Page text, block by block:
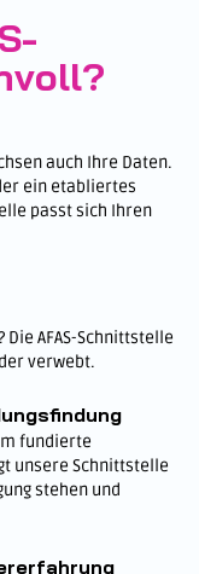
auch Ihre Daten.
ein etabliertes
passt sich Ihren
AFAS-Schnittstelle
verwebt.
fundierte
unsere Schnittstelle
stehen und